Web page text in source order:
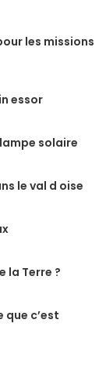
les missions
essor
solaire
le val d oise
la Terre ?
c’est